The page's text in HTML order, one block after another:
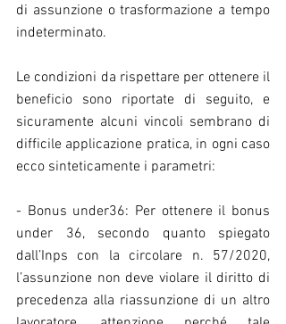
di assunzione o trasformazione a tempo
indeterminato.
Le condizioni da rispettare per ottenere il
beneficio sono riportate di seguito, e
sicuramente alcuni vincoli sembrano di
difficile applicazione pratica, in ogni caso
ecco sinteticamente i parametri:
- Bonus under36: Per ottenere il bonus
under 36, secondo quanto spiegato
dall’Inps con la circolare n. 57/2020,
l’assunzione non deve violare il diritto di
precedenza alla riassunzione di un altro